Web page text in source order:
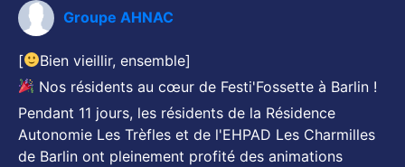
Groupe AHNAC
[
Bien vieillir, ensemble]
Nos résidents au cœur de Festi'Fossette à Barlin !
Pendant 11 jours, les résidents de la Résidence
Autonomie Les Trèfles et de l'EHPAD Les Charmilles
de Barlin ont pleinement profité des animations